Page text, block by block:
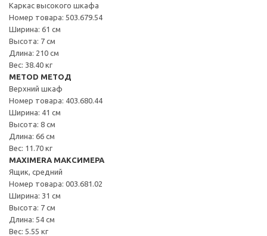
Каркас высокого шкафа
Номер товара: 503.679.54
Ширина: 61 см
Высота: 7 см
Длина: 210 см
Вес: 38.40 кг
METOD МЕТОД
Верхний шкаф
Номер товара: 403.680.44
Ширина: 41 см
Высота: 8 см
Длина: 66 см
Вес: 11.70 кг
MAXIMERA МАКСИМЕРА
Ящик, средний
Номер товара: 003.681.02
Ширина: 31 см
Высота: 7 см
Длина: 54 см
Вес: 5.55 кг